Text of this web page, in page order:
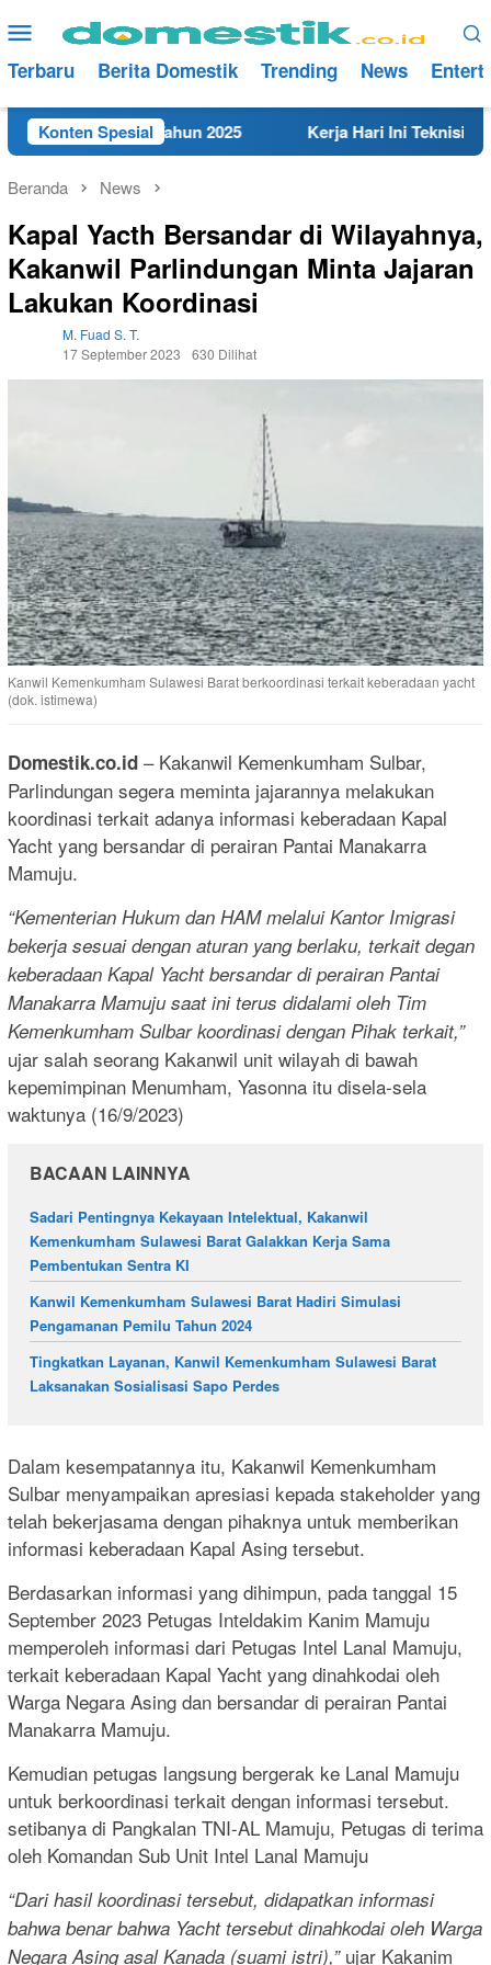
ke
konten
Menu
Mobile
Terbaru Berita Domestik Trending News
Konten Spesial
Rembang Tahun 2025 Kerja Hari Ini Teknisi/
Beranda News
Kapal Yacth Bersandar di Wilayahnya,
Kakanwil Parlindungan Minta Jajaran
Lakukan Koordinasi
M. Fuad S. T.
17 September 2023
630 Dilihat
Kanwil Kemenkumham Sulawesi Barat berkoordinasi terkait keberadaan yacht
(dok. istimewa)
Domestik.co.id – Kakanwil Kemenkumham Sulbar,
Parlindungan segera meminta jajarannya melakukan
koordinasi terkait adanya informasi keberadaan Kapal
Yacht yang bersandar di perairan Pantai Manakarra
Mamuju.
“Kementerian Hukum dan HAM melalui Kantor Imigrasi
bekerja sesuai dengan aturan yang berlaku, terkait degan
keberadaan Kapal Yacht bersandar di perairan Pantai
Manakarra Mamuju saat ini terus didalami oleh Tim
Kemenkumham Sulbar koordinasi dengan Pihak terkait,”
ujar salah seorang Kakanwil unit wilayah di bawah
kepemimpinan Menumham, Yasonna itu disela-sela
waktunya (16/9/2023)
BACAAN LAINNYA
Sadari Pentingnya Kekayaan Intelektual, Kakanwil
Kemenkumham Sulawesi Barat Galakkan Kerja Sama
Pembentukan Sentra KI
Kanwil Kemenkumham Sulawesi Barat Hadiri Simulasi
Pengamanan Pemilu Tahun 2024
Tingkatkan Layanan, Kanwil Kemenkumham Sulawesi Barat
Laksanakan Sosialisasi Sapo Perdes
Dalam kesempatannya itu, Kakanwil Kemenkumham
Sulbar menyampaikan apresiasi kepada stakeholder yang
telah bekerjasama dengan pihaknya untuk memberikan
informasi keberadaan Kapal Asing tersebut.
Berdasarkan informasi yang dihimpun, pada tanggal 15
September 2023 Petugas Inteldakim Kanim Mamuju
memperoleh informasi dari Petugas Intel Lanal Mamuju,
terkait keberadaan Kapal Yacht yang dinahkodai oleh
Warga Negara Asing dan bersandar di perairan Pantai
Manakarra Mamuju.
Kemudian petugas langsung bergerak ke Lanal Mamuju
untuk berkoordinasi terkait dengan informasi tersebut.
setibanya di Pangkalan TNI-AL Mamuju, Petugas di terima
oleh Komandan Sub Unit Intel Lanal Mamuju
“Dari hasil koordinasi tersebut, didapatkan informasi
bahwa benar bahwa Yacht tersebut dinahkodai oleh Warga
Negara Asing asal Kanada (suami istri),”ujar Kakanim